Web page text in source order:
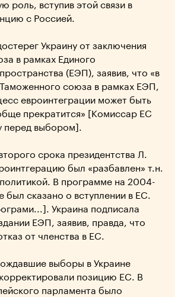
роль, вступив этой связи в
с Россией.
Украину от заключения
в рамках Единого
(ЕЭП), заявив, что «в
союза в рамках ЕЭП,
евроинтеграции может быть
прекратится» [Комиссар ЕС
перед выбором].
срока президентства Л.
был «разбавлен» т.н.
В программе на 2004-
был сказано о вступлении в ЕС.
Украина подписала
ЕЭП, заявив, правда, что
от членства в ЕС.
выборы в Украине
позицию ЕС. В
парламента было